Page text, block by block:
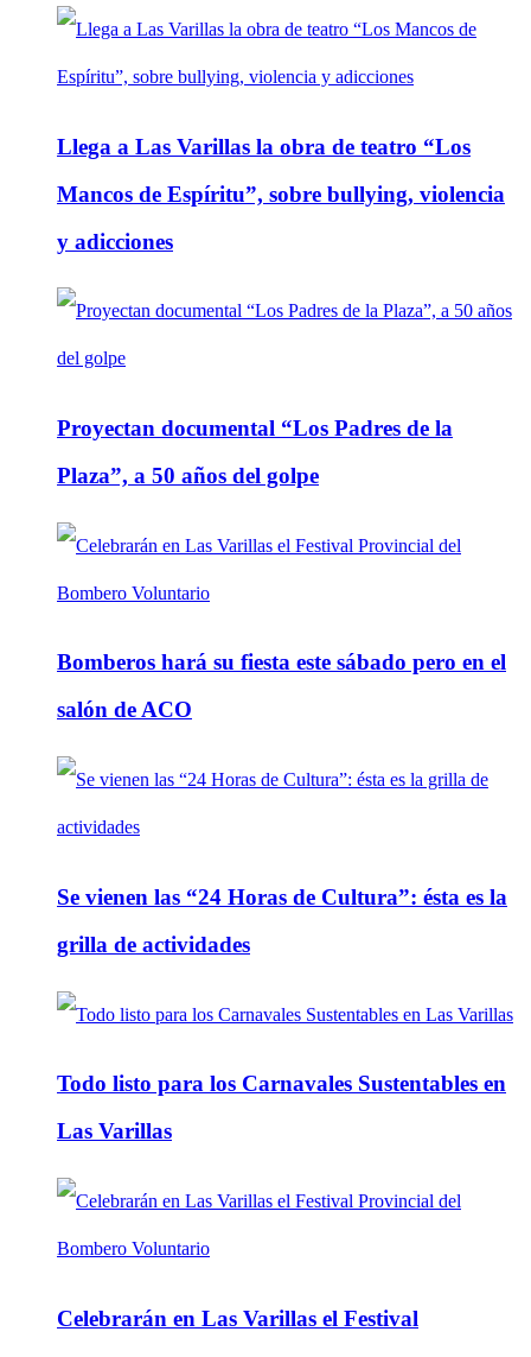
Llega a Las Varillas la obra de teatro “Los
Mancos de Espíritu”, sobre bullying, violencia
y adicciones
Proyectan documental “Los Padres de la
Plaza”, a 50 años del golpe
Bomberos hará su fiesta este sábado pero en el
salón de ACO
Se vienen las “24 Horas de Cultura”: ésta es la
grilla de actividades
Todo listo para los Carnavales Sustentables en
Las Varillas
Celebrarán en Las Varillas el Festival